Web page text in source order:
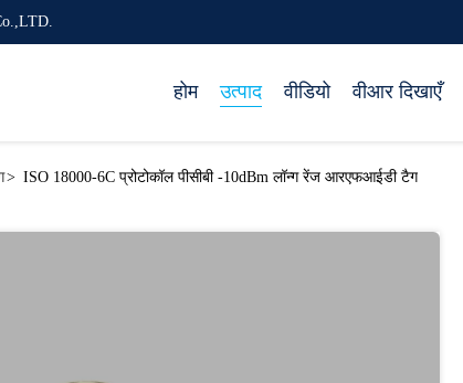
होम उत्पाद वीडियो वीआर दिखाएँ
> ISO 18000-6C प्रोटोकॉल पीसीबी -10dBm लॉन्ग रेंज आरएफआईडी टैग